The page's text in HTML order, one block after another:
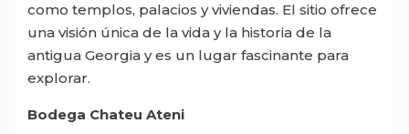
como templos, palacios y viviendas. El sitio ofrece
una visión única de la vida y la historia de la
antigua Georgia y es un lugar fascinante para
explorar.
Bodega Chateu Ateni